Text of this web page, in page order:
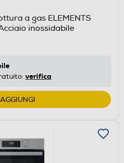
a gas ELEMENTS
inossidabile
verifica
AGGIUNGI